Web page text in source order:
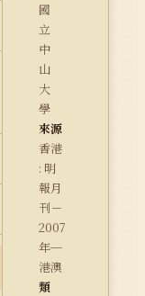
國
立
中
山
大
學
來源
香港
: 明
報月
刊－
2007
年─
港澳
類